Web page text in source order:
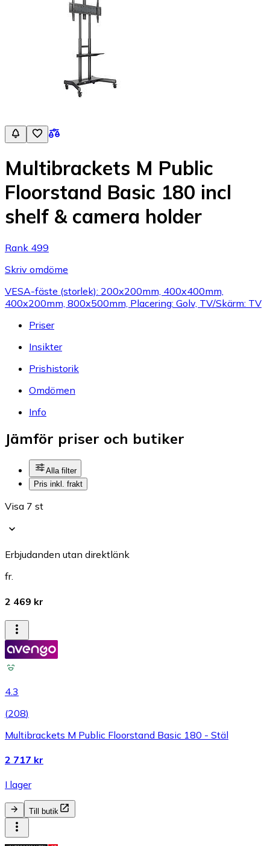
Multibrackets M Public
Floorstand Basic 180 incl
shelf & camera holder
Rank 499
Skriv omdöme
VESA-fäste (storlek): 200x200mm, 400x400mm,
400x200mm, 800x500mm, Placering: Golv, TV/Skärm: TV
Priser
Insikter
Prishistorik
Omdömen
Info
Jämför priser och butiker
Alla filter
Pris inkl. frakt
Visa 7 st
Erbjudanden utan direktlänk
fr.
2 469 kr
4.3
(208)
Multibrackets M Public Floorstand Basic 180 - Stäl
2 717 kr
I lager
Till butik